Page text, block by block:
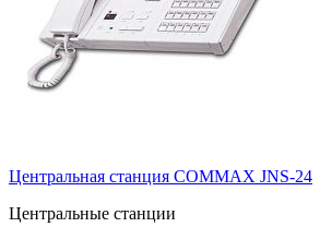
Центральная станция COMMAX JNS-24
Центральные станции